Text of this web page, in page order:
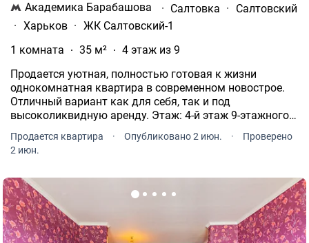
Академика Барабашова · Салтовка ·
Салтовский
· Харьков · ЖК Салтовский-1
1 комната
35 м²
4 этаж из 9
Продается уютная, полностью готовая к жизни
однокомнатная квартира в современном новострое.
Отличный вариант как для себя, так и под
высоколиквидную аренду. Этаж: 4-й этаж 9-этажного
дома (идеальный средний этаж). Высота потолков
2.7м Кухня 8, 4кв.м Лоджия 4.2кв.
Продается квартира · Опубликовано 2 июн. ·
Проверено
2 июн.